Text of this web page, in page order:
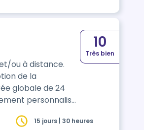
ou à distance.
de la
globale de 24
10
Très bien
15 jours | 30 heures